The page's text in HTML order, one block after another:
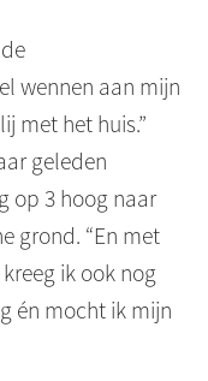
wennen aan mijn
met het huis.”
geleden
op 3 hoog naar
grond. “En met
ik ook nog
én mocht ik mijn